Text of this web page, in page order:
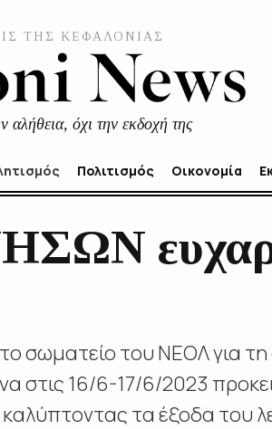
ΤΗΣ ΚΕΦΑΛΟΝΙΑΣ
αλήθεια, όχι την εκδοχή της
Πολιτισμός Οικονομία
σωματείο του ΝΕΟΛ για
στις 16/6-17/6/2023
καλύπτοντας τα έξοδα του